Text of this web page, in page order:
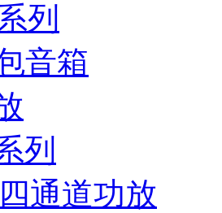
列
音箱
列
通道功放